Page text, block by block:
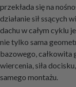
przekłada się na
działanie sił ssących
dachu w całym cyklu
nie tylko sama
bazowego, całkowita
wiercenia, siła
samego montażu.